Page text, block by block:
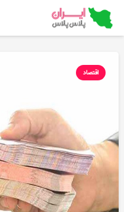
اقتصاد